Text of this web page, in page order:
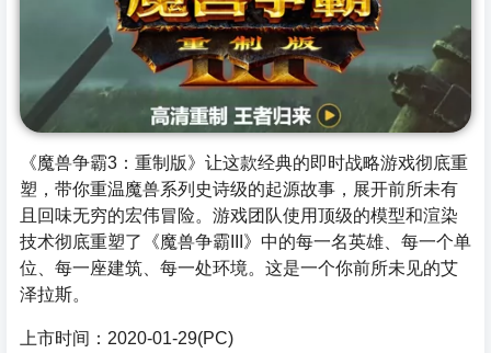
《魔兽争霸3：重制版》让这款经典的即时战略游戏彻底重
塑，带你重温魔兽系列史诗级的起源故事，展开前所未有
且回味无穷的宏伟冒险。游戏团队使用顶级的模型和渲染
技术彻底重塑了《魔兽争霸III》中的每一名英雄、每一个单
位、每一座建筑、每一处环境。这是一个你前所未见的艾
泽拉斯。
上市时间：2020-01-29(PC)